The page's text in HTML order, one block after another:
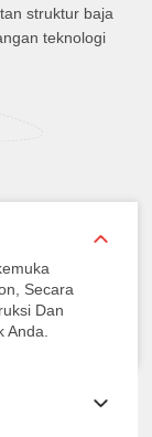
struktur baja
teknologi
Secara
Dan
Anda.